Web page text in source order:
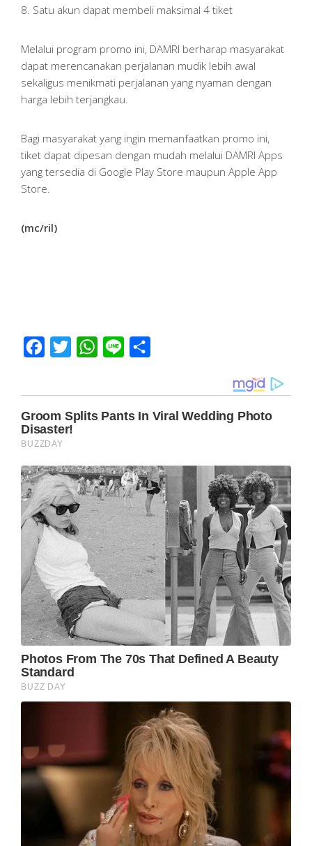
8. Satu akun dapat membeli maksimal 4 tiket
Melalui program promo ini, DAMRI berharap masyarakat
dapat merencanakan perjalanan mudik lebih awal
sekaligus menikmati perjalanan yang nyaman dengan
harga lebih terjangkau.
Bagi masyarakat yang ingin memanfaatkan promo ini,
tiket dapat dipesan dengan mudah melalui DAMRI Apps
yang tersedia di Google Play Store maupun Apple App
Store.
(mc/ril)
Facebook
Twitter WhatsApp
Line